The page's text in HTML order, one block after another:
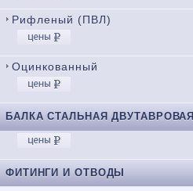
Рифленый (ПВЛ)
Оцинкованный
БАЛКА СТАЛЬНАЯ ДВУТАВРОВАЯ
ФИТИНГИ И ОТВОДЫ